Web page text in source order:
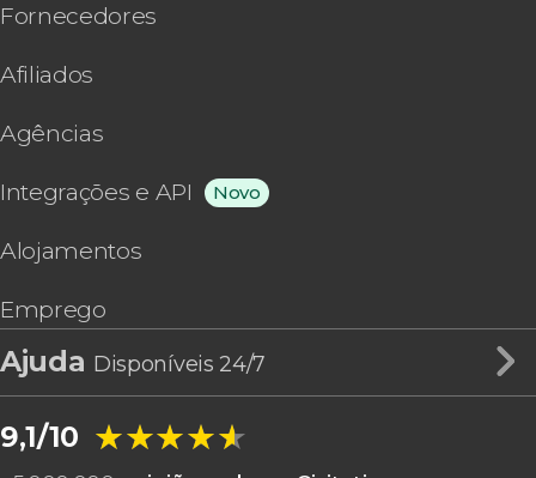
Fornecedores
Afiliados
Agências
Integrações e API Novo
Alojamentos
Emprego
Ajuda Disponíveis 24/7
9,1/10 ★★★★★
★★★★★